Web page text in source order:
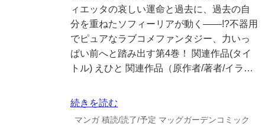
ィエッタの哀しい運命と過去に、過去の自
分を重ねたソフィーリアが動く――!?不器用
でピュアなラブコメファンタジー、力いっ
ぱい前へと踏み出す第4巻！ 関連作品(タイ
トル) えひと 関連作品（原作者/著者/イラ…
続きを読む
マンガ 積読/読了/予定 マッグガーデンコミック